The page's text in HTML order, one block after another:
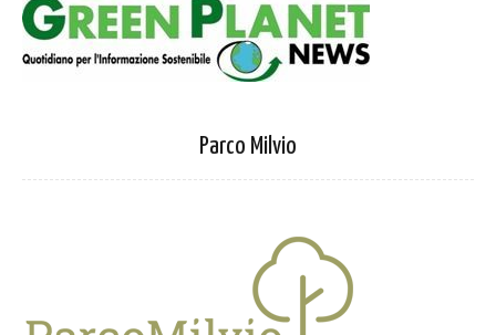
Parco Milvio